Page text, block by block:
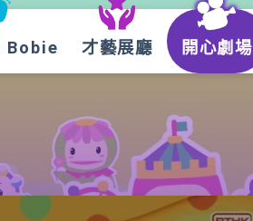
Bobie 才藝展廳 開心劇場